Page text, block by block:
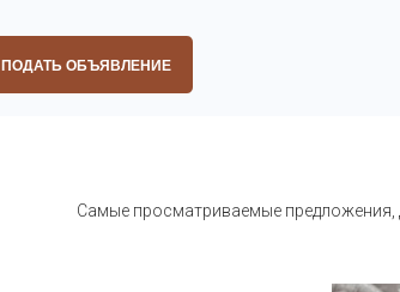
ПОДАТЬ ОБЪЯВЛЕНИЕ
Самые просматриваемые предложения,